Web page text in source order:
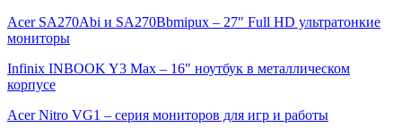
Acer SA270Abi и SA270Bbmipux – 27″ Full HD ультратонкие
мониторы
Infinix INBOOK Y3 Max – 16″ ноутбук в металлическом
корпусе
Acer Nitro VG1 – серия мониторов для игр и работы